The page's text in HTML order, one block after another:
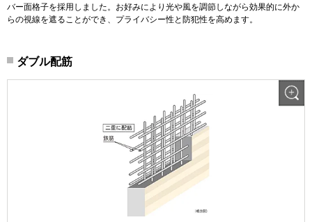
バー面格子を採用しました。お好みにより光や風を調節しながら効果的に外か
らの視線を遮ることができ、プライバシー性と防犯性を高めます。
ダブル配筋